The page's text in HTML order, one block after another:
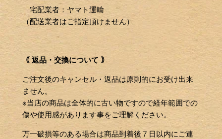
宅配業者：ヤマト運輸
（配送業者はご指定頂けません）
｟ 返品・交換について ｠
ご注文後のキャンセル・返品は原則的にお受け出来
ません。
※当店の商品は全体的に古い物ですので経年範囲での
傷や使用感があります事をご理解ください。
万一破損等のある場合は商品到着後７日以内にご連